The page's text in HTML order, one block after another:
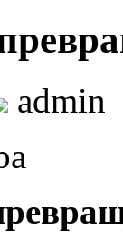
admin